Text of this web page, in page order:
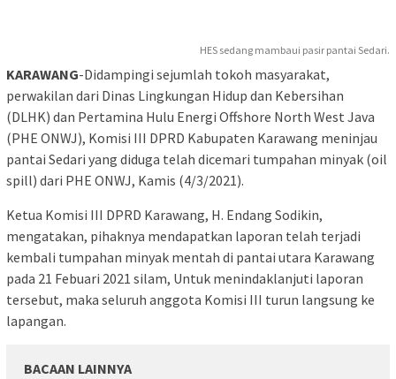
HES sedang mambaui pasir pantai Sedari.
KARAWANG-Didampingi sejumlah tokoh masyarakat,
perwakilan dari Dinas Lingkungan Hidup dan Kebersihan
(DLHK) dan Pertamina Hulu Energi Offshore North West Java
(PHE ONWJ), Komisi III DPRD Kabupaten Karawang meninjau
pantai Sedari yang diduga telah dicemari tumpahan minyak (oil
spill) dari PHE ONWJ, Kamis (4/3/2021).
Ketua Komisi III DPRD Karawang, H. Endang Sodikin,
mengatakan, pihaknya mendapatkan laporan telah terjadi
kembali tumpahan minyak mentah di pantai utara Karawang
pada 21 Febuari 2021 silam, Untuk menindaklanjuti laporan
tersebut, maka seluruh anggota Komisi III turun langsung ke
lapangan.
BACAAN LAINNYA